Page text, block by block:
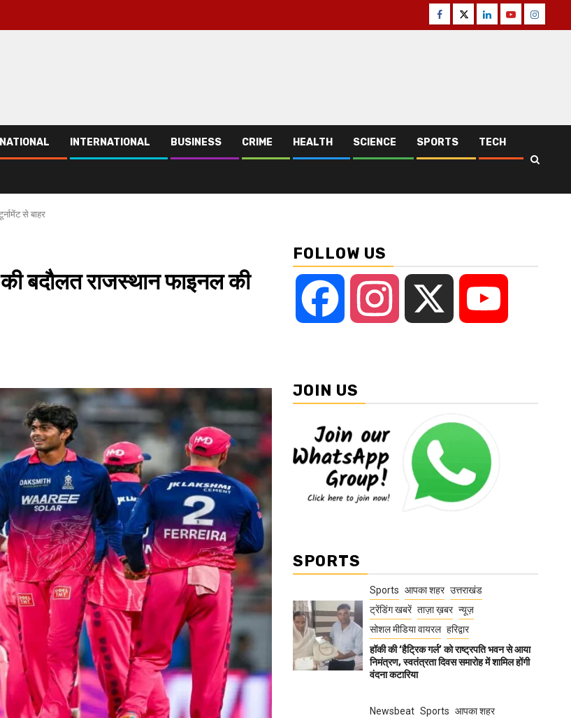
Facebook
TwitterLinkedinYoutube
NATIONAL INTERNATIONAL BUSINESS CRIME HEALTH SCIENCE SPORTS TECH
से बाहर
बदौलत राजस्थान फाइनल की
FOLLOW US
Facebook Instagram
JOIN US
SPORTS
Sports आपका शहर उत्तराखंड
ट्रेंडिंग खबरें ताज़ा ख़बर न्यूज़
सोशल मीडिया वायरल हरिद्वार
हॉकी की ‘हैट्रिक गर्ल’ को राष्ट्रपति भवन से आया
निमंत्रण, स्वतंत्रता दिवस समारोह में शामिल होंगी
वंदना कटारिया
Newsbeat Sports आपका शहर